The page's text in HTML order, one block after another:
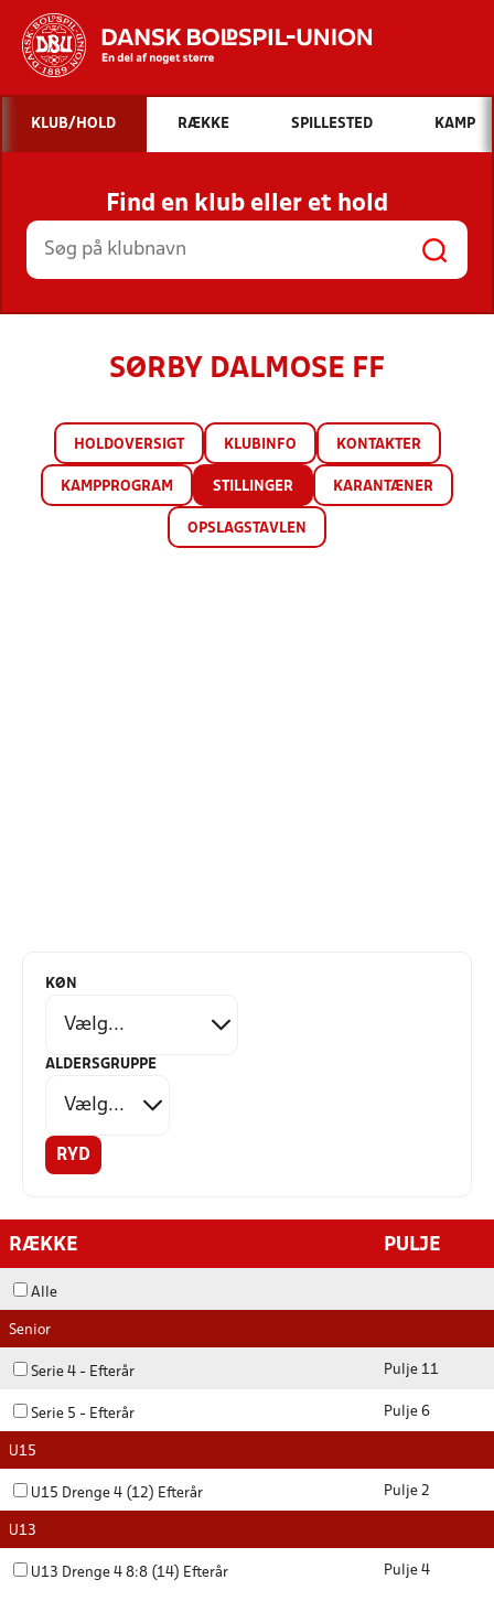
Hvad vil du søge efter?
INDHOLD OG NYHEDER
STILLINGER, RESULTATER, KLUBBER OG
HOLD
KLUB/HOLD RÆKKE SPILLESTED KAMP
Find en klub eller et hold
SØRBY DALMOSE FF
HOLDOVERSIGT KLUBINFO KONTAKTER
KAMPPROGRAM STILLINGER KARANTÆNER
OPSLAGSTAVLEN
KØN
ALDERSGRUPPE
RYD
RÆKKE PULJE
Alle
Senior
Serie 4 - Efterår Pulje 11
Serie 5 - Efterår Pulje 6
U15
U15 Drenge 4 (12) Efterår Pulje 2
U13
U13 Drenge 4 8:8 (14) Efterår Pulje 4